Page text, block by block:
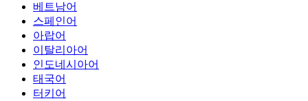
베트남어
스페인어
아랍어
이탈리아어
인도네시아어
태국어
터키어